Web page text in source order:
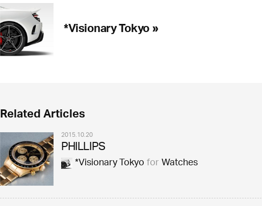
*Visionary Tokyo »
Related Articles
2015.10.20
PHILLIPS
*Visionary TokyoforWatches